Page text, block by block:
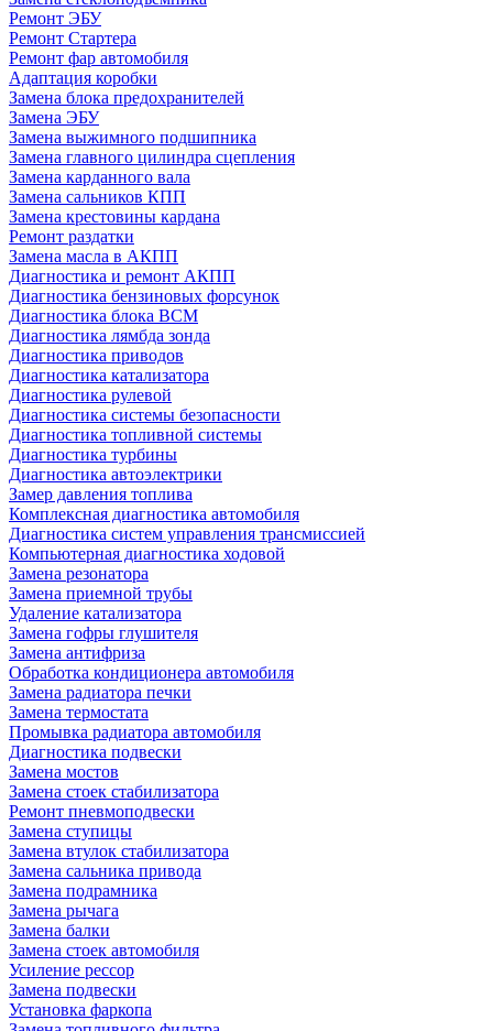
Ремонт ЭБУ
Ремонт Стартера
Ремонт фар автомобиля
Адаптация коробки
Замена блока предохранителей
Замена ЭБУ
Замена выжимного подшипника
Замена главного цилиндра сцепления
Замена карданного вала
Замена сальников КПП
Замена крестовины кардана
Ремонт раздатки
Замена масла в АКПП
Диагностика и ремонт АКПП
Диагностика бензиновых форсунок
Диагностика блока BCM
Диагностика лямбда зонда
Диагностика приводов
Диагностика катализатора
Диагностика рулевой
Диагностика системы безопасности
Диагностика топливной системы
Диагностика турбины
Диагностика автоэлектрики
Замер давления топлива
Комплексная диагностика автомобиля
Диагностика систем управления трансмиссией
Компьютерная диагностика ходовой
Замена резонатора
Замена приемной трубы
Удаление катализатора
Замена гофры глушителя
Замена антифриза
Обработка кондиционера автомобиля
Замена радиатора печки
Замена термостата
Промывка радиатора автомобиля
Диагностика подвески
Замена мостов
Замена стоек стабилизатора
Ремонт пневмоподвески
Замена ступицы
Замена втулок стабилизатора
Замена сальника привода
Замена подрамника
Замена рычага
Замена балки
Замена стоек автомобиля
Усиление рессор
Замена подвески
Установка фаркопа